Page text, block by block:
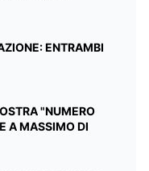
ENTRAMBI
"NUMERO
A MASSIMO DI